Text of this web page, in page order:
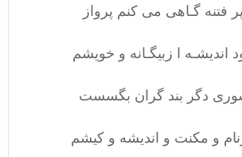
فتنه گـاهی می کنم پرواز
ا زبیگـانه و خویشم
دگر بند گران بگسست
و مکنت و اندیشه و کیشم